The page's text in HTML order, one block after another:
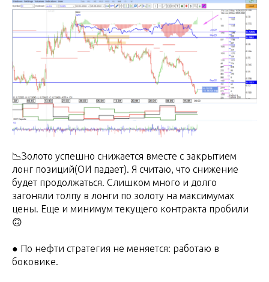
📉Золото успешно снижается вместе с закрытием
лонг позиций(ОИ падает). Я считаю, что снижение
будет продолжаться. Слишком много и долго
загоняли толпу в лонги по золоту на максимумах
цены. Еще и минимум текущего контракта пробили
🙃
● По нефти стратегия не меняется: работаю в
боковике.